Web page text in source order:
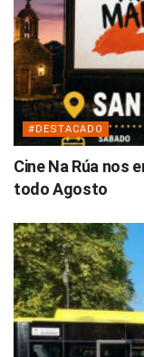
#DESTACADO
Cine Na Rúa nos
todo Agosto